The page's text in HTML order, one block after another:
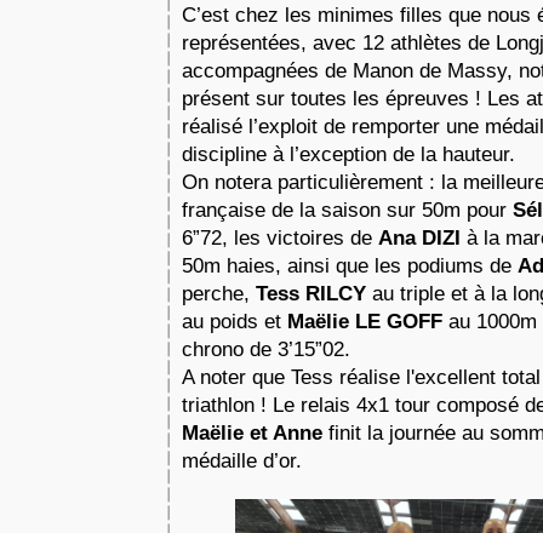
C’est chez les minimes filles que nous
représentées, avec 12 athlètes de
accompagnées de Manon de Massy,
présent sur toutes les épreuves ! Les
réalisé l’exploit de remporter une
discipline à l’exception de la hauteur.
On notera particulièrement : la
française de la saison sur 50m pour
6”72, les victoires de Ana DIZI à la
50m haies, ainsi que les podiums de
perche, Tess RILCY au triple et à la
au poids et Maëlie LE GOFF au 1000m
chrono de 3’15”02.
A noter que Tess réalise l'excellent
triathlon ! Le relais 4x1 tour composé
Maëlie et Anne finit la journée au
médaille d’or.